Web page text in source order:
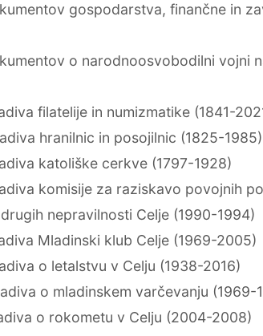
gospodarstva, finančne in
o narodnoosvobodilni vojni
filatelije in numizmatike (1841-
hranilnic in posojilnic (1825-1985)
katoliške cerkve (1797-1928)
komisije za raziskavo povojnih
nepravilnosti Celje (1990-1994)
Mladinski klub Celje (1969-2005)
o letalstvu v Celju (1938-2016)
o mladinskem varčevanju (1969-
o rokometu v Celju (2004-2008)